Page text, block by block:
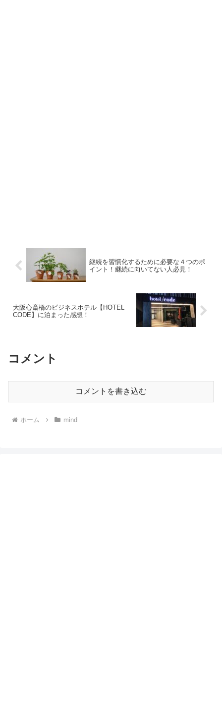
継続を習慣化するために必要な４つのポ
イント！継続に向いてない人必見！
大阪心斎橋のビジネスホテル【HOTEL
CODE】に泊まった感想！
コメント
コメントを書き込む
ホーム mind